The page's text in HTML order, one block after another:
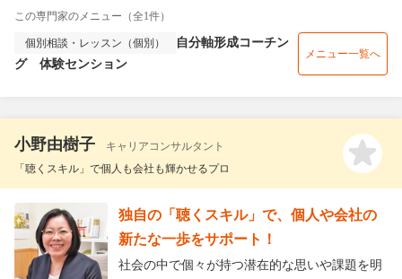
この専門家のメニュー（全1件）
個別相談・レッスン（個別）
自分軸形成コーチン
グ 体験センション
メニュー一覧へ
小野由樹子
キャリアコンサルタント
「聴くスキル」で個人も会社も輝かせるプロ
独自の「聴くスキル」で、個人や会社の
新たな一歩をサポート！
社会の中で個々が持つ潜在的な思いや課題を明